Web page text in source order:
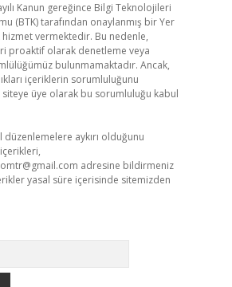
Kanun gereğince Bilgi Teknolojileri
(BTK) tarafından onaylanmış bir Yer
hizmet vermektedir. Bu nedenle,
proaktif olarak denetleme veya
bulunmamaktadır. Ancak,
içeriklerin sorumluluğunu
siteye üye olarak bu sorumluluğu kabul
düzenlemelere aykırı olduğunu
adresine bildirmeniz
yasal süre içerisinde sitemizden